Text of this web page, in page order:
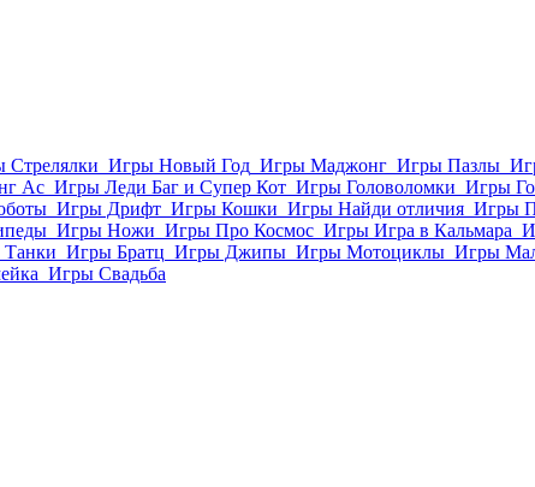
Стрелялки Игры Новый Год Игры Маджонг Игры Пазлы
Ас Игры Леди Баг и Супер Кот Игры Головоломки Игры
Игры Дрифт Игры Кошки Игры Найди отличия Игры
Игры Ножи Игры Про Космос Игры Игра в Кальмара
Игры Братц Игры Джипы Игры Мотоциклы Игры
Игры Свадьба